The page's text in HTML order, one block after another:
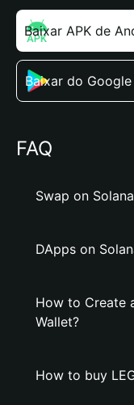
Baixar APK de
Baixar do
FAQ
Swap on
DApps on
How to Create
Wallet?
How to buy